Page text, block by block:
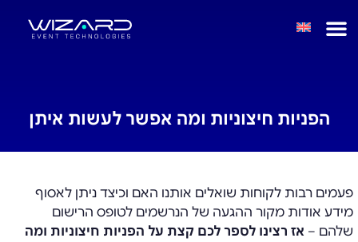
הפניות חיצוניות ומה אפשר לעשות איתן
פעמים רבות לקוחות שואלים אותנו האם וכיצד ניתן לאסוף
מידע אודות מקור ההגעה של הנרשמים לטופס הרישום
שלהם – אז רצינו לספר לכם קצת על הפניות חיצוניות ומה